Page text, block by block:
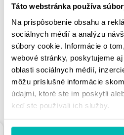
Táto webstránka používa
Na prispôsobenie obsahu a
sociálnych médií a analýzu
súbory cookie. Informácie o
webové stránky, poskytujeme
oblasti sociálnych médií,
môžu príslušné informácie
údajmi, ktoré ste im poskytli
keď ste používali ich služby.
MOHLO
PODOBNÉ